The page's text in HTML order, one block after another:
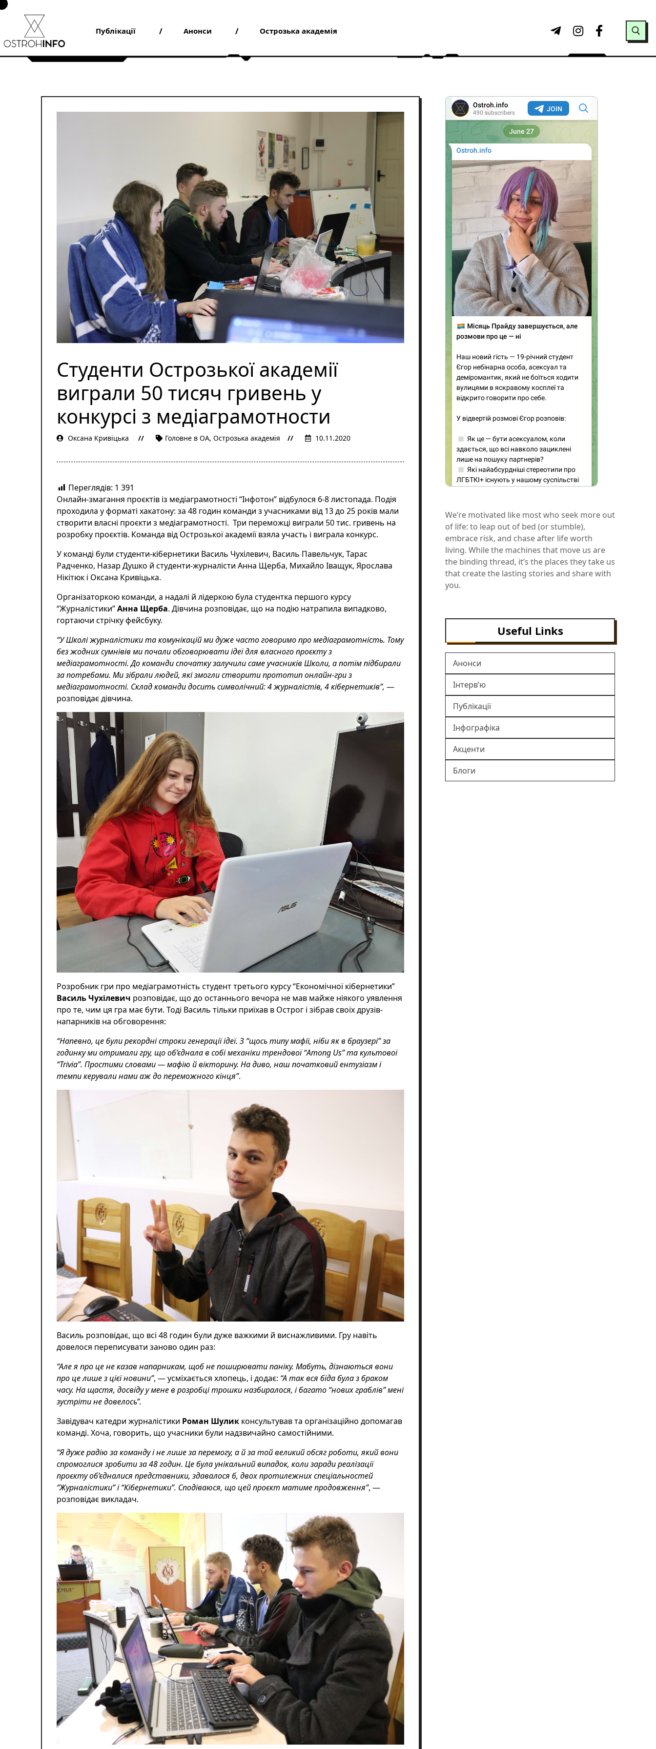
Skip
content
Публікації Анонси Острозька академія
Студенти Острозької академії
виграли 50 тисяч гривень у
конкурсі з медіаграмотности
Оксана Кривіцька Головне в ОА, Острозька академія 10.11.2020
Переглядів: 1 391
Онлайн-змагання проєктів із медіаграмотності “Інфотон” відбулося 6-8 листопада. Подія
проходила у форматі хакатону: за 48 годин команди з учасниками від 13 до 25 років мали
створити власні проєкти з медіаграмотності. Три переможці виграли 50 тис. гривень на
розробку проєктів. Команда від Острозької академії взяла участь і виграла конкурс.
У команді були студенти-кібернетики Василь Чухілевич, Василь Павельчук, Тарас
Радченко, Назар Душко й студенти-журналісти Анна Щерба, Михайло Іващук, Ярослава
Нікітюк і Оксана Кривіцька.
Організаторкою команди, а надалі й лідеркою була студентка першого курсу
“Журналістики”Анна Щерба. Дівчина розповідає, що на подію натрапила випадково,
гортаючи стрічку фейсбуку.
“У Школі журналістики та комунікацій ми дуже часто говоримо про медіаграмотність. Тому
без жодних сумнівів ми почали обговорювати ідеї для власного проєкту з
медіаграмотності. До команди спочатку залучили саме учасників Школи, а потім підбирали
за потребами. Ми зібрали людей, які змогли створити прототип онлайн-гри з
медіаграмотності. Склад команди досить символічний: 4 журналістів, 4 кібернетиків”, —
розповідає дівчина.
Розробник гри про медіаграмотність студент третього курсу “Економічної кібернетики”
Василь Чухілевич розповідає, що до останнього вечора не мав майже ніякого уявлення
про те, чим ця гра має бути. Тоді Василь тільки приїхав в Острог і зібрав своїх друзів-
напарників на обговорення:
“Напевно, це були рекордні строки генерації ідеї. З “щось типу мафії, ніби як в браузері” за
годинку ми отримали гру, що об’єднала в собі механіки трендової “Among Us” та культової
“Trivia”. Простими словами—мафію й вікторину. На диво, наш початковий ентузіазм і
темпи керували нами аж до переможного кінця”.
Василь розповідає, що всі 48 годин були дуже важкими й виснажливими. Гру навіть
довелося переписувати заново один раз:
“Але я про це не казав напарникам, щоб не поширювати паніку. Мабуть, дізнаються вони
про це лише з цієї новини”, — усміхається хлопець, і додає: “А так вся біда була з браком
часу. На щастя, досвіду у мене в розробці трошки назбиралося, і багато “нових граблів” мені
зустріти не довелось”.
Завідувач катедри журналістики Роман Шулик консультував та організаційно допомагав
команді. Хоча, говорить, що учасники були надзвичайно самостійними.
“Я дуже радію за команду і не лише за перемогу, а й за той великий обсяг роботи, який вони
спромоглися зробити за 48 годин. Це була унікальний випадок, коли заради реалізації
проєкту об’єдналися представники, здавалося б, двох протилежних спеціальностей
“Журналістики” і “Кібернетики”. Сподіваюся, що цей проєкт матиме продовження”, —
розповідає викладач.
We’re motivated like most who seek more out
of life: to leap out of bed (or stumble),
embrace risk, and chase after life worth
living. While the machines that move us are
the binding thread, it’s the places they take us
that create the lasting stories and share with
you.
Useful Links
Анонси
Інтерв’ю
Публікації
Інфографіка
Акценти
Блоги